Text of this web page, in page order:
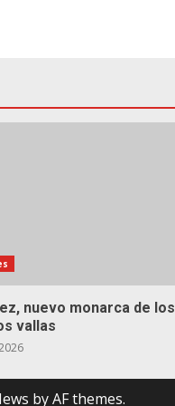
nuevo monarca de los
vallas
by AF themes.